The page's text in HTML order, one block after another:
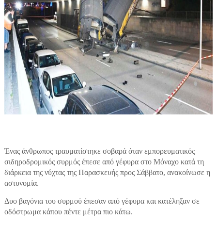
Ένας άνθρωπος τραυματίστηκε σοβαρά όταν εμπορευματικός
σιδηροδρομικός συρμός έπεσε από γέφυρα στο Μόναχο κατά τη
διάρκεια της νύχτας της Παρασκευής προς Σάββατο, ανακοίνωσε η
αστυνομία.
Δυο βαγόνια του συρμού έπεσαν από γέφυρα και κατέληξαν σε
οδόστρωμα κάπου πέντε μέτρα πιο κάτω.